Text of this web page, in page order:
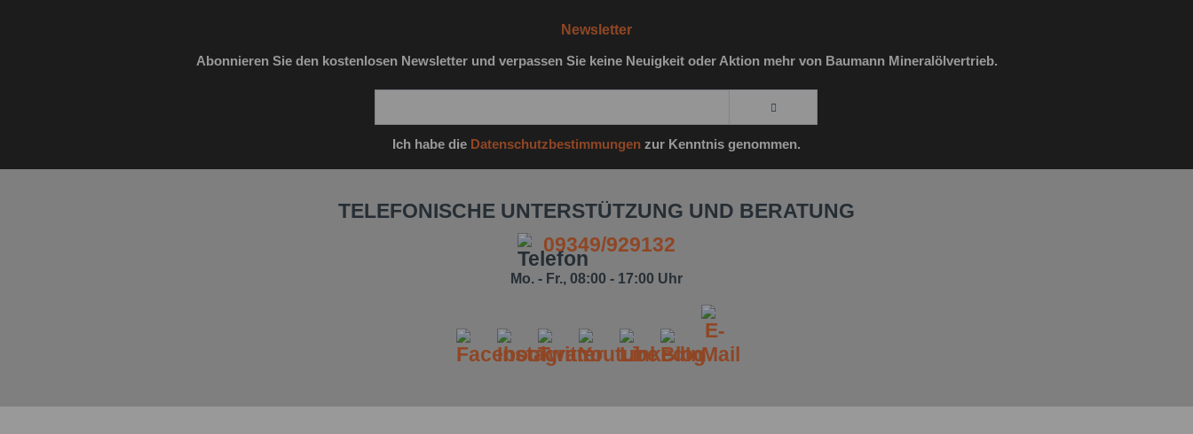
Newsletter
Abonnieren Sie den kostenlosen Newsletter und verpassen Sie keine Neuigkeit oder Aktion mehr von Baumann Mineralölvertrieb.
Ich habe die Datenschutzbestimmungen zur Kenntnis genommen.
TELEFONISCHE UNTERSTÜTZUNG UND BERATUNG
09349/929132
Mo. - Fr., 08:00 - 17:00 Uhr